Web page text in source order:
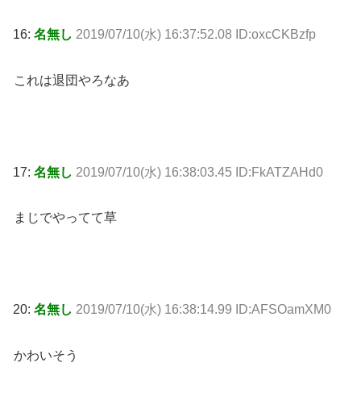
16: 名無し 2019/07/10(水) 16:37:52.08 ID:oxcCKBzfp
これは退団やろなあ
17: 名無し 2019/07/10(水) 16:38:03.45 ID:FkATZAHd0
まじでやってて草
20: 名無し 2019/07/10(水) 16:38:14.99 ID:AFSOamXM0
かわいそう